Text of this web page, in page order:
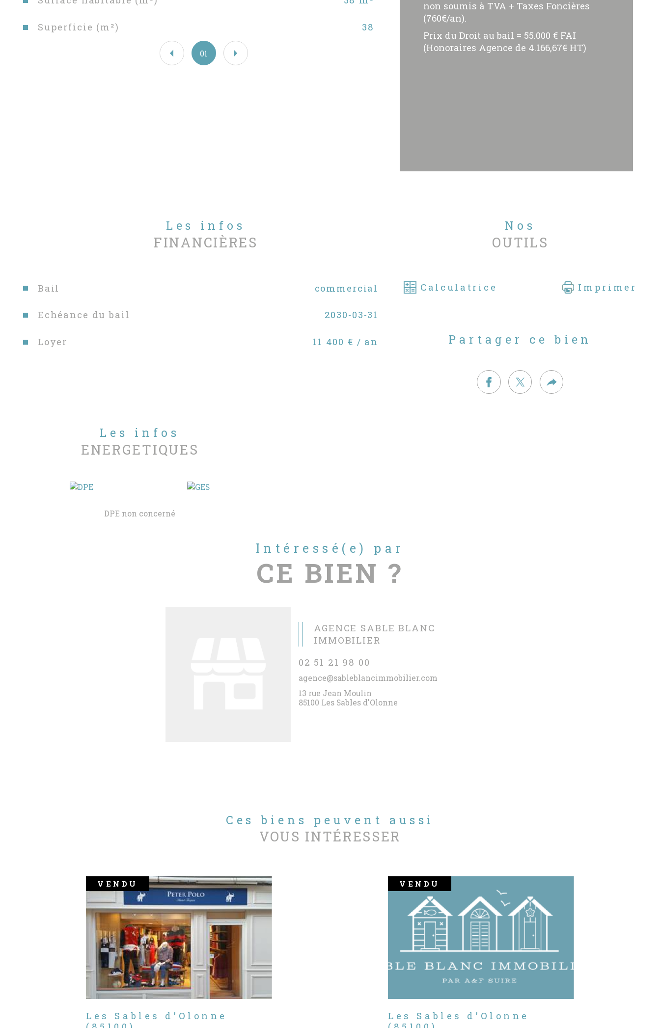
Superficie (m²) 38 Superficie (m²)
01
non soumis à TVA + Taxes Foncières
(760€/an).
Prix du Droit au bail = 55.000 € FAI
(Honoraires Agence de 4.166,67€ HT)
Les infos
FINANCIÈRES
Bail commercial
Echéance du bail 2030-03-31
Loyer 11 400 € / an
Nos
OUTILS
Calculatrice Imprimer
Partager ce bien
Les infos
ENERGETIQUES
DPE non concerné
Intéressé(e) par
CE BIEN ?
AGENCE SABLE BLANC
IMMOBILIER
02 51 21 98 00
agence@sableblancimmobilier.com
13 rue Jean Moulin
85100 Les Sables d'Olonne
Ces biens peuvent aussi
VOUS INTÉRESSER
VENDU
Les Sables d'Olonne
VENDU
Les Sables d'Olonne